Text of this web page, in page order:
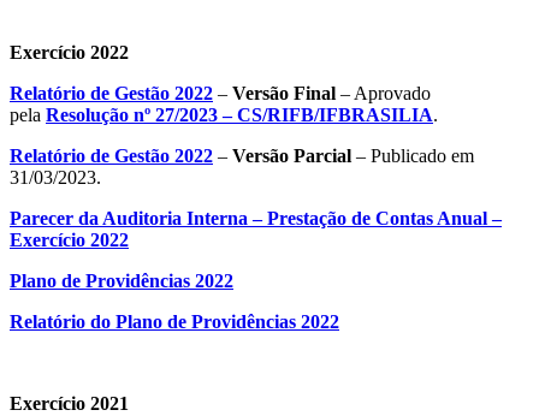
Exercício 2022
Relatório de Gestão 2022 – Versão Final – Aprovado
pela Resolução nº 27/2023 – CS/RIFB/IFBRASILIA.
Relatório de Gestão 2022 – Versão Parcial – Publicado em
31/03/2023.
Parecer da Auditoria Interna – Prestação de Contas Anual –
Exercício 2022
Plano de Providências 2022
Relatório do Plano de Providências 2022
Exercício 2021